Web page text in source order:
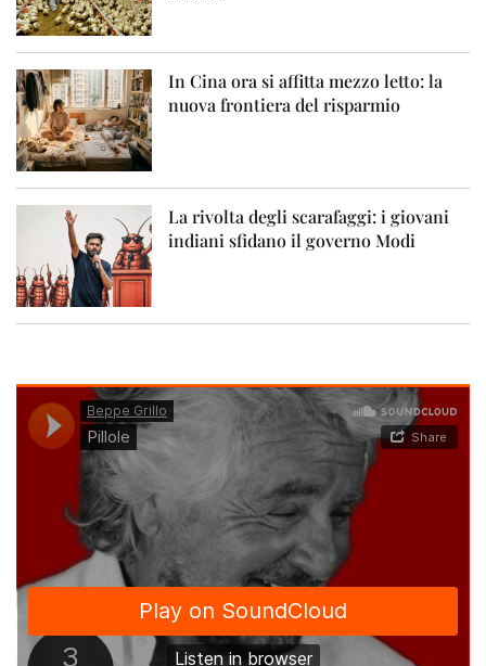
In Cina ora si affitta mezzo letto: la
nuova frontiera del risparmio
La rivolta degli scarafaggi: i giovani
indiani sfidano il governo Modi